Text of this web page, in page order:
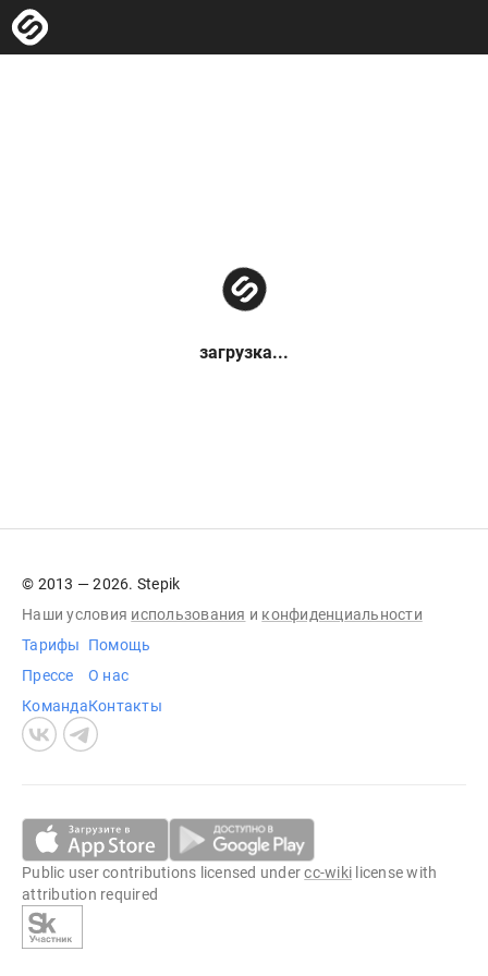
загрузка...
© 2013 — 2026. Stepik
Наши условия использования и конфиденциальности
Тарифы
Прессе
Команда
Помощь
О нас
Контакты
Public user contributions licensed undercc-wiki license with
attribution required